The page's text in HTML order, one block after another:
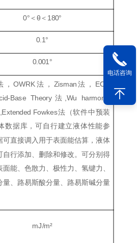
0°＜θ＜180°
0.1°
0.001°
，OWRK法，Zisman法，EOS
Base Theory法,Wu harmonic
Fowkes法（软件中预装
数据库，可自行建立液体性能参
可直接调入用于表面能估算，液体
自行添加、删除和修改。可分别得
面能、色散力、极性力、氢键力、
量、路易斯酸分量、路易斯碱分量
mJ/m²
电话咨询